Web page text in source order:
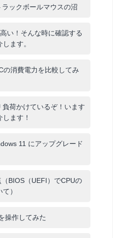
ックボールマウスの沼
い！そんな時に確認する
ます。
の消費電力を比較してみ
荷かけているぞ！います
ます！
11 にアップグレード
BIOS（UEFI）でCPUの
）
操作してみた